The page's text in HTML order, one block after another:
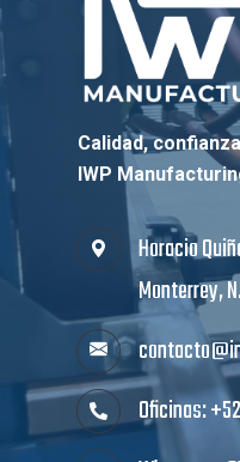
Calidad,
IWP
Horacio
Monterrey,
Oficinas: